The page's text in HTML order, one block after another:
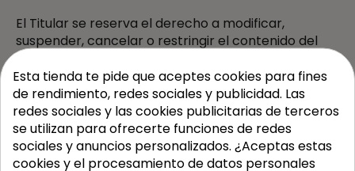
El Titular se reserva el derecho a modificar,
suspender, cancelar o restringir el contenido del
Sitio Web, los vínculos o la información obtenida a
través del Sitio Web, sin necesidad de previo aviso.
El Titular no es responsable de los daños y
perjuicios que pudieran derivarse de la utilización de
la información del Sitio Web.
Esta tienda te pide que aceptes cookies para fines
de rendimiento, redes sociales y publicidad. Las
redes sociales y las cookies publicitarias de terceros
se utilizan para ofrecerte funciones de redes
sociales y anuncios personalizados. ¿Aceptas estas
cookies y el procesamiento de datos personales